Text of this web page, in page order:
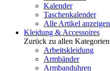
Kalender
Taschenkalender
Alle Artikel anzeigen
Kleidung & Accessoires
Zurück zu allen Kategorien
Arbeitskleidung
Armbänder
Armbanduhren